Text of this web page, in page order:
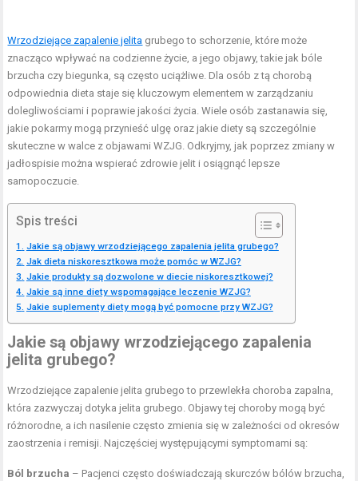
Wrzodziejące zapalenie jelita grubego to schorzenie, które może
znacząco wpływać na codzienne życie, a jego objawy, takie jak bóle
brzucha czy biegunka, są często uciążliwe. Dla osób z tą chorobą
odpowiednia dieta staje się kluczowym elementem w zarządzaniu
dolegliwościami i poprawie jakości życia. Wiele osób zastanawia się,
jakie pokarmy mogą przynieść ulgę oraz jakie diety są szczególnie
skuteczne w walce z objawami WZJG. Odkryjmy, jak poprzez zmiany w
jadłospisie można wspierać zdrowie jelit i osiągnąć lepsze
samopoczucie.
Spis treści
Jakie są objawy wrzodziejącego zapalenia jelita grubego?
Jak dieta niskoresztkowa może pomóc w WZJG?
Jakie produkty są dozwolone w diecie niskoresztkowej?
Jakie są inne diety wspomagające leczenie WZJG?
Jakie suplementy diety mogą być pomocne przy WZJG?
Jakie są objawy wrzodziejącego zapalenia
jelita grubego?
Wrzodziejące zapalenie jelita grubego to przewlekła choroba zapalna,
która zazwyczaj dotyka jelita grubego. Objawy tej choroby mogą być
różnorodne, a ich nasilenie często zmienia się w zależności od okresów
zaostrzenia i remisji. Najczęściej występującymi symptomami są:
Ból brzucha – Pacjenci często doświadczają skurczów bólów brzucha,